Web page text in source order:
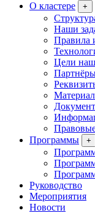
О кластере
+
Наши
Правила
Цели
Программы
+
Руководство
Мероприятия
Новости